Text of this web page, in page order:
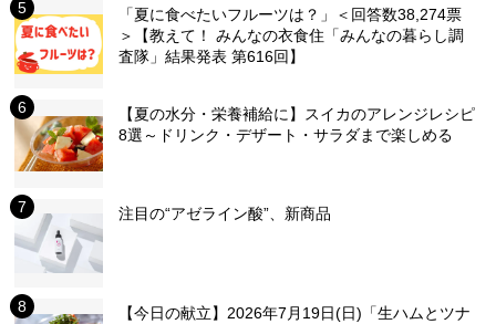
「夏に食べたいフルーツは？」＜回答数38,274票
＞【教えて！ みんなの衣食住「みんなの暮らし調
査隊」結果発表 第616回】
【夏の水分・栄養補給に】スイカのアレンジレシピ
8選～ドリンク・デザート・サラダまで楽しめる
注目の“アゼライン酸”、新商品
【今日の献立】2026年7月19日(日)「生ハムとツナ